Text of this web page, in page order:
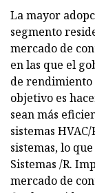
La mayor
segmento
mercado de
en las que el
de
objetivo es
sean más
sistemas
sistemas, lo
Sistemas /R.
mercado de